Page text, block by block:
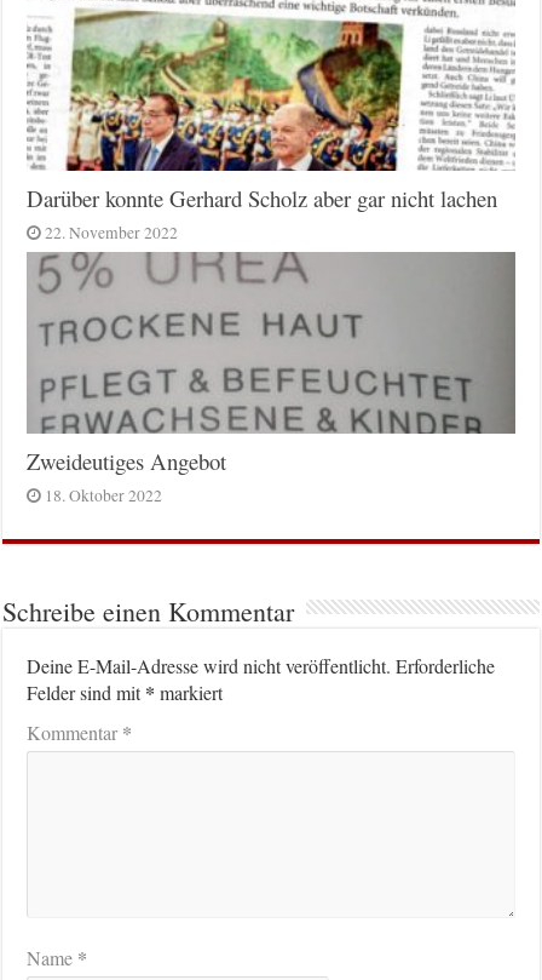
Darüber konnte Gerhard Scholz aber gar nicht lachen
22. November 2022
Zweideutiges Angebot
18. Oktober 2022
Schreibe einen Kommentar
Deine E-Mail-Adresse wird nicht veröffentlicht. Erforderliche
Felder sind mit* markiert
Kommentar*
Name *